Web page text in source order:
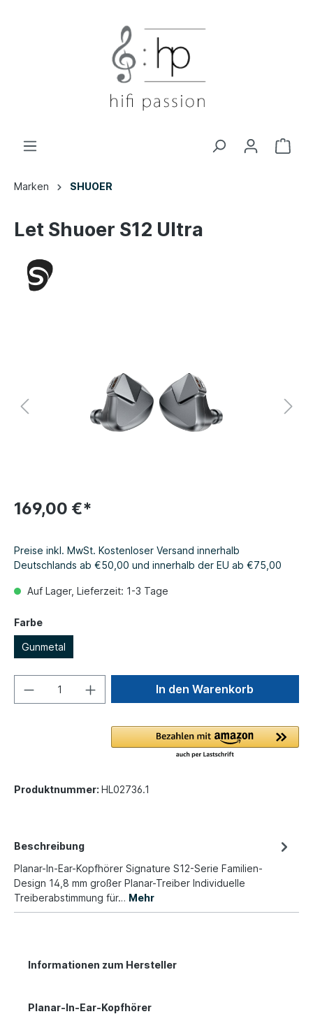
Marken SHUOER
Let Shuoer S12 Ultra
169,00 €*
Preise inkl. MwSt. Kostenloser Versand innerhalb
Deutschlands ab €50,00 und innerhalb der EU ab €75,00
Auf Lager, Lieferzeit: 1-3 Tage
Farbe
Gunmetal
In den Warenkorb
Produktnummer: HL02736.1
Beschreibung
Planar-In-Ear-Kopfhörer Signature S12-Serie Familien-
Design 14,8 mm großer Planar-Treiber Individuelle
Treiberabstimmung für… Mehr
Informationen zum Hersteller
Planar-In-Ear-Kopfhörer